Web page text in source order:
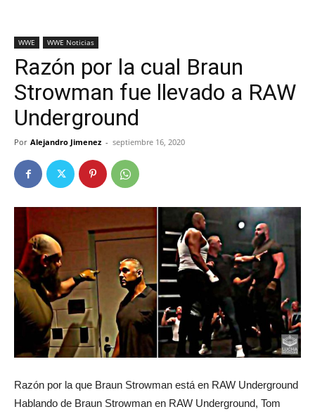
WWE WWE Noticias
Razón por la cual Braun
Strowman fue llevado a RAW
Underground
Por Alejandro Jimenez - septiembre 16, 2020
Razón por la que Braun Strowman está en RAW Underground
Hablando de Braun Strowman en RAW Underground, Tom